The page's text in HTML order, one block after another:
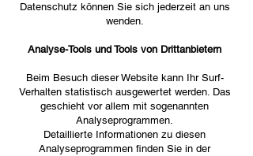
Datenschutz können Sie sich jederzeit an uns
wenden.
Analyse-Tools und Tools von Drittanbietern
Beim Besuch dieser Website kann Ihr Surf-
Verhalten statistisch ausgewertet werden. Das
geschieht vor allem mit sogenannten
Analyseprogrammen.
Detaillierte Informationen zu diesen
Analyseprogrammen finden Sie in der